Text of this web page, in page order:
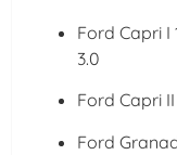
Ford Capri I
3.0
Ford Capri II
Ford